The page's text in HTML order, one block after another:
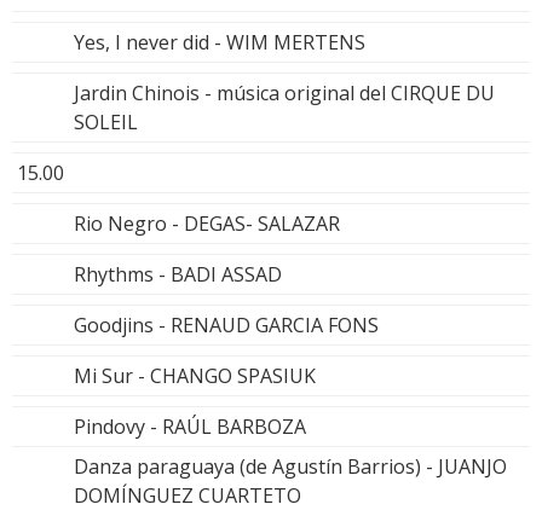
Yes, I never did - WIM MERTENS
Jardin Chinois - música original del CIRQUE DU
SOLEIL
15.00
Rio Negro - DEGAS- SALAZAR
Rhythms - BADI ASSAD
Goodjins - RENAUD GARCIA FONS
Mi Sur - CHANGO SPASIUK
Pindovy - RAÚL BARBOZA
Danza paraguaya (de Agustín Barrios) - JUANJO
DOMÍNGUEZ CUARTETO